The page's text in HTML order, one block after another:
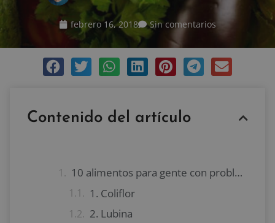
febrero 16, 2018 Sin comentarios
Contenido del artículo
10 alimentos para gente con problemas renales
1. Coliflor
2. Lubina